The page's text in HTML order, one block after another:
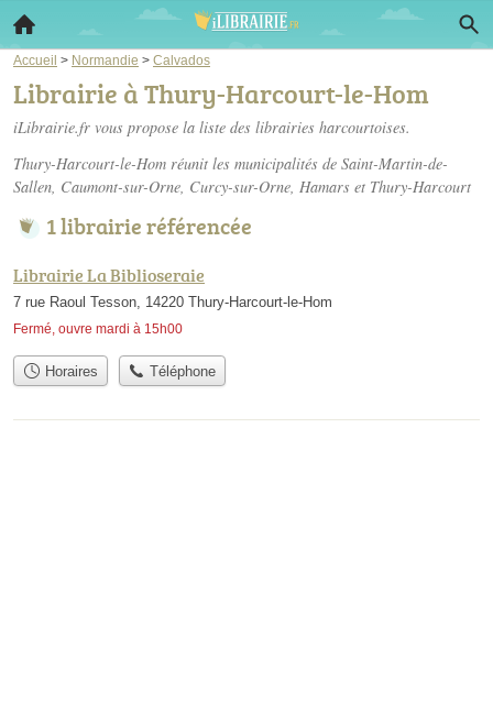
Accueil > Normandie > Calvados
Librairie à Thury-Harcourt-le-Hom
iLibrairie.fr vous propose la liste des librairies harcourtoises.
Thury-Harcourt-le-Hom réunit les municipalités de Saint-Martin-de-
Sallen, Caumont-sur-Orne, Curcy-sur-Orne, Hamars et Thury-Harcourt
1 librairie référencée
Librairie La Biblioseraie
7 rue Raoul Tesson, 14220 Thury-Harcourt-le-Hom
Fermé, ouvre mardi à 15h00
Horaires Téléphone